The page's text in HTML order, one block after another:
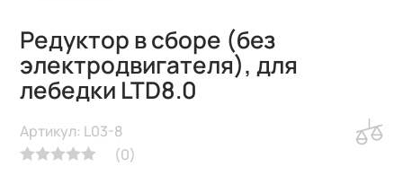
Редуктор в сборе (без
электродвигателя), для
лебедки LTD8.0
(0)
Артикул: L03-8